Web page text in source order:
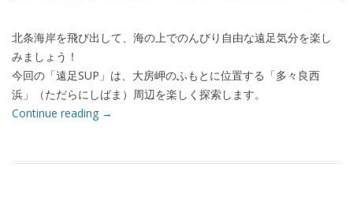
北条海岸を飛び出して、海の上でのんびり自由な遠足気分を楽し
みましょう！
今回の「遠足SUP」は、大房岬のふもとに位置する「多々良西
浜」（ただらにしばま）周辺を楽しく探索します。
Continue reading →